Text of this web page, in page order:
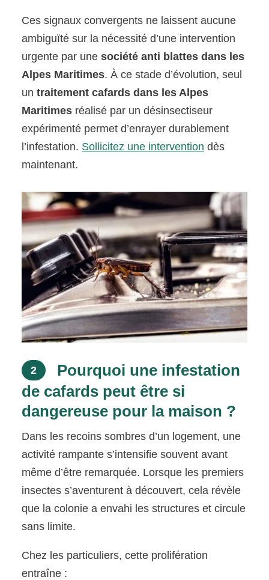
Ces signaux convergents ne laissent aucune
ambiguïté sur la nécessité d’une intervention
urgente par unesociété anti blattes dans les
Alpes Maritimes. À ce stade d’évolution, seul
untraitement cafards dans les Alpes
Maritimes réalisé par un désinsectiseur
expérimenté permet d’enrayer durablement
l’infestation. Sollicitez une intervention dès
maintenant.
2
Pourquoi une infestation
de cafards peut être si
dangereuse pour la maison ?
Dans les recoins sombres d’un logement, une
activité rampante s’intensifie souvent avant
même d’être remarquée. Lorsque les premiers
insectes s’aventurent à découvert, cela révèle
que la colonie a envahi les structures et circule
sans limite.
Chez les particuliers, cette prolifération
entraîne :